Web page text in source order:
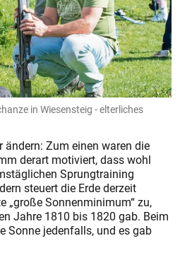
in Wiesensteig - elterliches
ändern: Zum einen waren die
derart motiviert, dass wohl
Sprungtraining
steuert die Erde derzeit
„große Sonnenminimum“ zu,
Jahre 1810 bis 1820 gab. Beim
Sonne jedenfalls, und es gab